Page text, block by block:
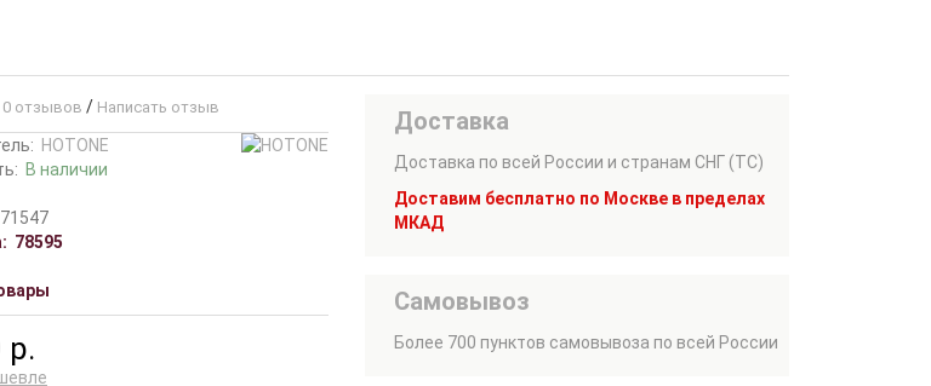
0 отзывов / Написать отзыв
HOTONE
В наличии
78595
р.
Доставка
Доставка по всей России и странам СНГ (ТС)
Доставим бесплатно по Москве в пределах
МКАД
Самовывоз
Более 700 пунктов самовывоза по всей России